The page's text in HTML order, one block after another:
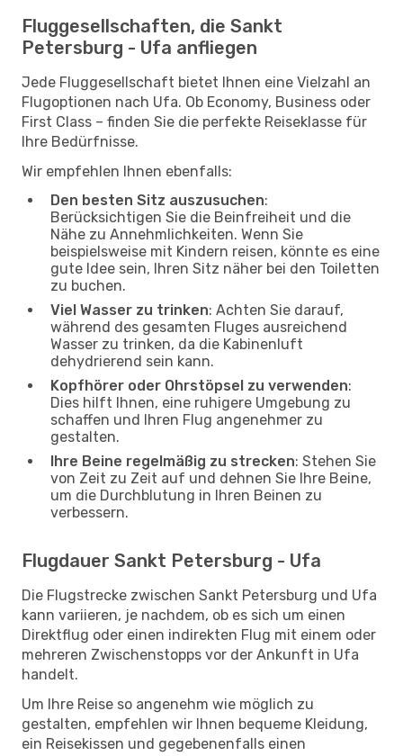
Fluggesellschaften, die Sankt
Petersburg - Ufa anfliegen
Jede Fluggesellschaft bietet Ihnen eine Vielzahl an
Flugoptionen nach Ufa. Ob Economy, Business oder
First Class – finden Sie die perfekte Reiseklasse für
Ihre Bedürfnisse.
Wir empfehlen Ihnen ebenfalls:
Den besten Sitz auszusuchen:
Berücksichtigen Sie die Beinfreiheit und die
Nähe zu Annehmlichkeiten. Wenn Sie
beispielsweise mit Kindern reisen, könnte es eine
gute Idee sein, Ihren Sitz näher bei den Toiletten
zu buchen.
Viel Wasser zu trinken: Achten Sie darauf,
während des gesamten Fluges ausreichend
Wasser zu trinken, da die Kabinenluft
dehydrierend sein kann.
Kopfhörer oder Ohrstöpsel zu verwenden:
Dies hilft Ihnen, eine ruhigere Umgebung zu
schaffen und Ihren Flug angenehmer zu
gestalten.
Ihre Beine regelmäßig zu strecken: Stehen Sie
von Zeit zu Zeit auf und dehnen Sie Ihre Beine,
um die Durchblutung in Ihren Beinen zu
verbessern.
Flugdauer Sankt Petersburg - Ufa
Die Flugstrecke zwischen Sankt Petersburg und Ufa
kann variieren, je nachdem, ob es sich um einen
Direktflug oder einen indirekten Flug mit einem oder
mehreren Zwischenstopps vor der Ankunft in Ufa
handelt.
Um Ihre Reise so angenehm wie möglich zu
gestalten, empfehlen wir Ihnen bequeme Kleidung,
ein Reisekissen und gegebenenfalls einen